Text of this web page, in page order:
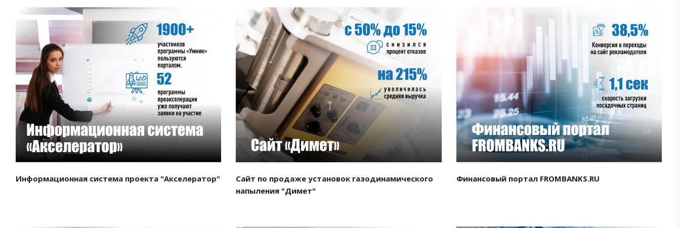
Смотреть проект
Информационная система проекта "Акселератор"
Смотреть проект
Сайт по продаже установок газодинамического
напыления "Димет"
Смотреть проект
Финансовый портал FROMBANKS.RU